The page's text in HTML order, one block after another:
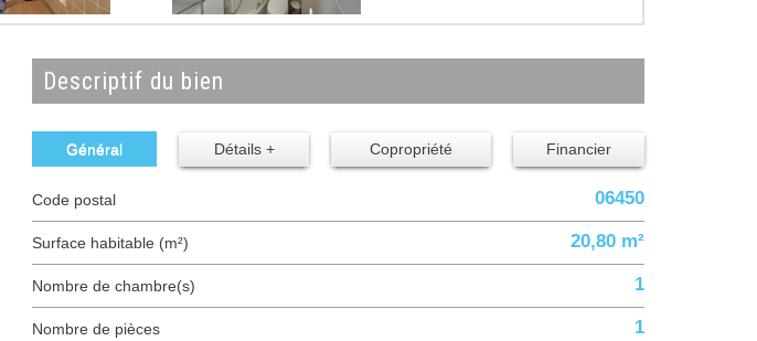
descriptif du bien
Général Détails + Copropriété Financier
Code postal 06450
Surface habitable (m²) 20,80 m²
Nombre de chambre(s) 1
Nombre de pièces 1